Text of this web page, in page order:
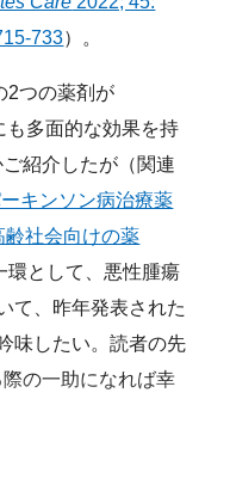
733）。
2つの薬剤が
も多面的な効果を持
紹介したが（関連
キンソン病治療薬
齢社会向けの薬
環として、悪性腫瘍
て、昨年発表された
味したい。読者の先
の一助になれば幸